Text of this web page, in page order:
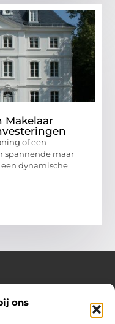
ons
Makelaar
of een
spannende maar
dynamische
artikelen
aan blogs en